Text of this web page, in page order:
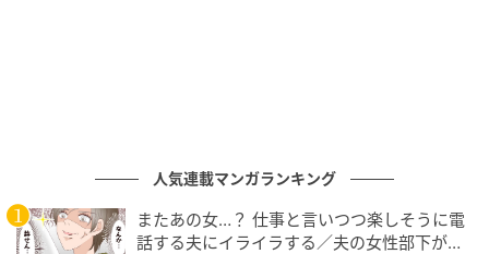
「なんだよ、写真詐欺じゃん……。ハズレだな、今日
は」小声でしたが、こちらにもはっきり聞こえていま
人気連載マンガランキング
またあの女…？ 仕事と言いつつ楽しそうに電
話する夫にイライラする／夫の女性部下が気